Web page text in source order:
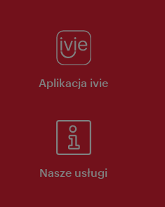
Aplikacja ivie
Nasze usługi